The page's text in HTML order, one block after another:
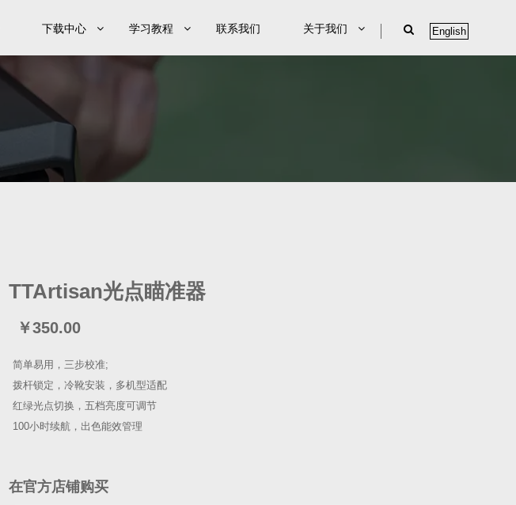
下载中心 学习教程 联系我们 关于我们 English
TTArtisan光点瞄准器
￥350.00
简单易用，三步校准;
拨杆锁定，冷靴安装，多机型适配
红绿光点切换，五档亮度可调节
100小时续航，出色能效管理
在官方店铺购买